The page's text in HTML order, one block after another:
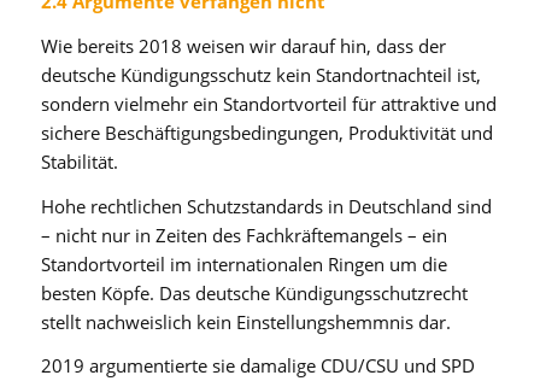
Wie bereits 2018 weisen wir darauf hin, dass der
deutsche Kündigungsschutz kein Standortnachteil ist,
sondern vielmehr ein Standortvorteil für attraktive und
sichere Beschäftigungsbedingungen, Produktivität und
Stabilität.
Hohe rechtlichen Schutzstandards in Deutschland sind
– nicht nur in Zeiten des Fachkräftemangels – ein
Standortvorteil im internationalen Ringen um die
besten Köpfe. Das deutsche Kündigungsschutzrecht
stellt nachweislich kein Einstellungshemmnis dar.
2019 argumentierte sie damalige CDU/CSU und SPD